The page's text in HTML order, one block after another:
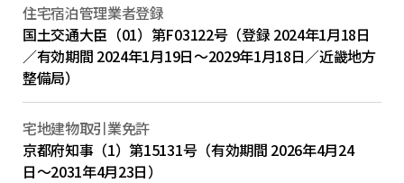
住宅宿泊管理業者登録
国土交通大臣（01）第F03122号（登録 2024年1月18日
／有効期間 2024年1月19日〜2029年1月18日／近畿地方
整備局）
宅地建物取引業免許
京都府知事（1）第15131号（有効期間 2026年4月24
日〜2031年4月23日）